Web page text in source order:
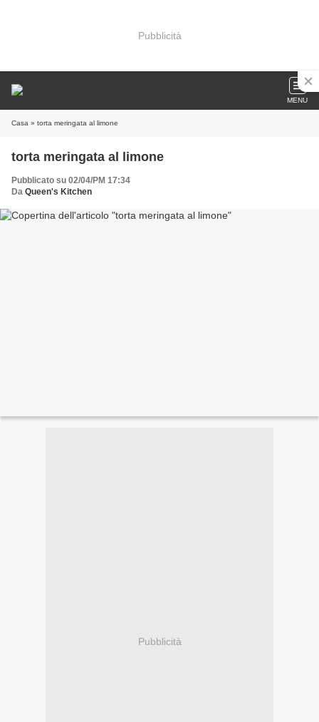
Pubblicità
MENU
Casa » torta meringata al limone
torta meringata al limone
Pubblicato su 02/04/PM 17:34
Da Queen's Kitchen
Pubblicità